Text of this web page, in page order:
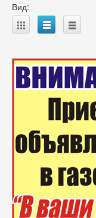
Вид:
A B C